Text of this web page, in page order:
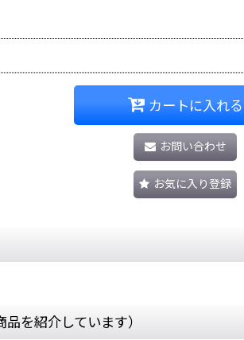
カートに入れる
お問い合わせ
お気に入り登録
を紹介しています）